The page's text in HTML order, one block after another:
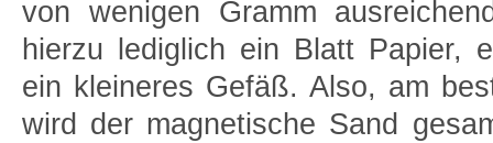
von wenigen Gramm
hierzu lediglich ein Blatt Papier,
ein kleineres Gefäß. Also, am
wird der magnetische Sand